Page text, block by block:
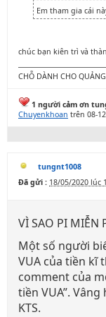
Em tham gia cái
chúc bạn kiên trì và
CHỖ DÀNH CHO
1 người cảm ơn
Chuyenkhoan trên 08-
tungnt1008
Đã gửi : 18/05/2020 lúc
VÌ SAO PI MIỄN
Một số người
VUA của tiền kĩ
comment của
tiền VUA”.
KTS.